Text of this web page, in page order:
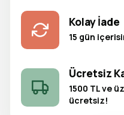
Kolay İade
15 gün
Ücretsiz
1500 TL ve
ücretsiz!